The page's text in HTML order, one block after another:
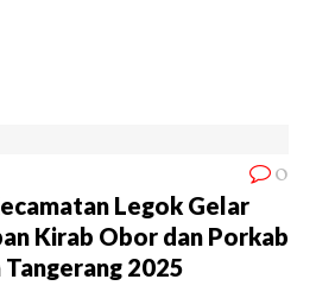
0
Legok Gelar
Kirab Obor dan Porkab
2025